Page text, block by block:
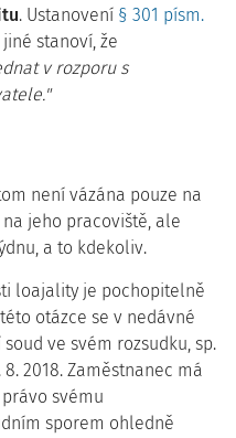
. Ustanovení § 301 písm.
stanoví, že
v rozporu s
není vázána pouze na
jeho pracoviště, ale
a to kdekoliv.
loajality je pochopitelně
otázce se v nedávné
ve svém rozsudku, sp.
8. 2018. Zaměstnanec má
svému
sporem ohledně